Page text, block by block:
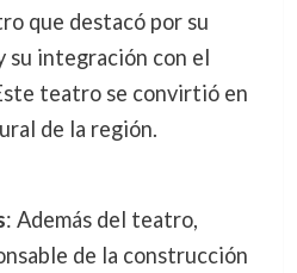
que destacó por su
su integración con el
teatro se convirtió en
de la región.
: Además del teatro,
de la construcción